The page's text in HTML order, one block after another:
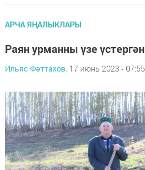
АРЧА ЯҢАЛЫКЛАРЫ
Раян урманны үзе үстергән
Ильяс Фәттахов, 17 июнь 2023 - 07:55